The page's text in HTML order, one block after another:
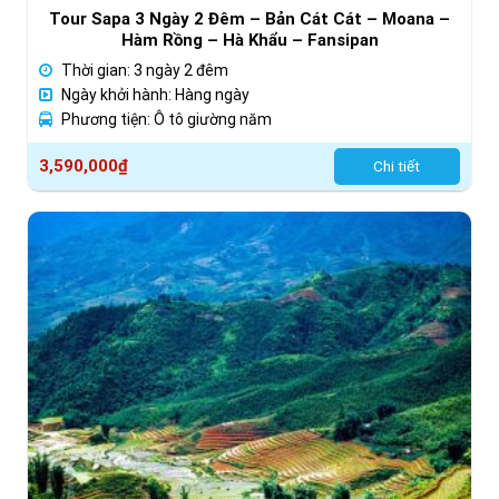
Tour Sapa 3 Ngày 2 Đêm – Bản Cát Cát – Moana –
Hàm Rồng – Hà Khẩu – Fansipan
Thời gian: 3 ngày 2 đêm
Ngày khởi hành: Hàng ngày
Phương tiện: Ô tô giường năm
3,590,000₫ Chi tiết